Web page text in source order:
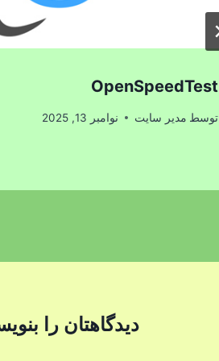
OpenSpeedTest
توسط مدیر سایت نوامبر 13, 2025
دیدگاهتان را